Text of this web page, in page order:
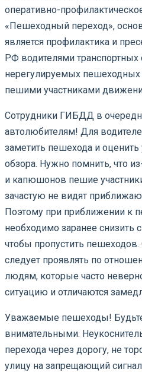
оперативно-
«Пешеходный переход»,
является профилактика и
РФ водителями транспортных
нерегулируемых
пешими участниками
Сотрудники ГИБДД в
автолюбителям! Для
заметить пешехода и
обзора. Нужно помнить, что
и капюшонов пешие
зачастую не видят
Поэтому при приближении к
необходимо заранее снизить
чтобы пропустить
следует проявлять по
людям, которые часто
ситуацию и отличаются
Уважаемые пешеходы!
внимательными.
перехода через дорогу, не
улицу на запрещающий